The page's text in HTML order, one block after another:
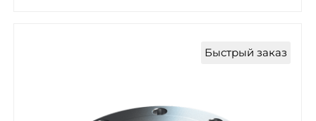
Быстрый заказ